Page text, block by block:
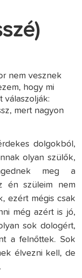
nem vesznek
hogy mi
válaszolják:
mert nagyon
dolgokból,
olyan szülők,
meg a
én szüleim nem
ezért mégis csak
még azért is jó,
sok dologért,
a felnőttek. Sok
élvezni kell, de